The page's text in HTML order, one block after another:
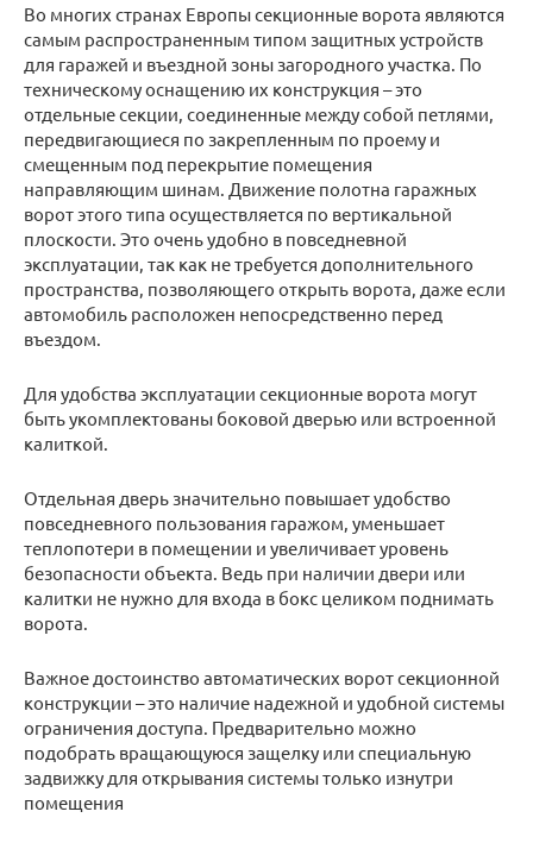
Во многих странах Европы секционные ворота являются
самым распространенным типом защитных устройств
для гаражей и въездной зоны загородного участка. По
техническому оснащению их конструкция – это
отдельные секции, соединенные между собой петлями,
передвигающиеся по закрепленным по проему и
смещенным под перекрытие помещения
направляющим шинам. Движение полотна гаражных
ворот этого типа осуществляется по вертикальной
плоскости. Это очень удобно в повседневной
эксплуатации, так как не требуется дополнительного
пространства, позволяющего открыть ворота, даже если
автомобиль расположен непосредственно перед
въездом.
Для удобства эксплуатации секционные ворота могут
быть укомплектованы боковой дверью или встроенной
калиткой.
Отдельная дверь значительно повышает удобство
повседневного пользования гаражом, уменьшает
теплопотери в помещении и увеличивает уровень
безопасности объекта. Ведь при наличии двери или
калитки не нужно для входа в бокс целиком поднимать
ворота.
Важное достоинство автоматических ворот секционной
конструкции – это наличие надежной и удобной системы
ограничения доступа. Предварительно можно
подобрать вращающуюся защелку или специальную
задвижку для открывания системы только изнутри
помещения